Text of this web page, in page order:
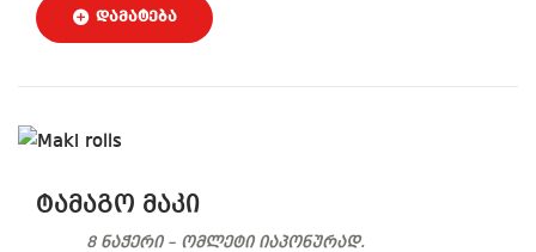
ტამაგო მაკი
8 ნაჭერი – ომლეტი იაპონურად.